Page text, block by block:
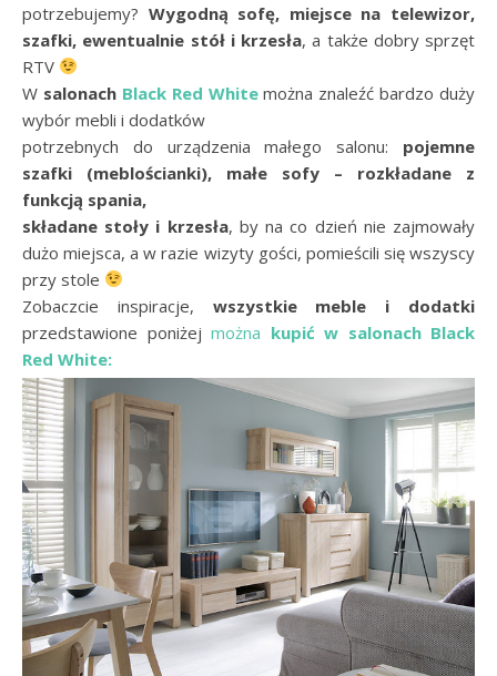
potrzebujemy? Wygodną sofę, miejsce na telewizor,
szafki, ewentualnie stół i krzesła, a także dobry sprzęt
RTV
W salonach Black Red Whitemożna znaleźć bardzo duży
wybór mebli i dodatków
potrzebnych do urządzenia małego salonu: pojemne
szafki (meblościanki), małe sofy – rozkładane z
funkcją spania,
składane stoły i krzesła, by na co dzień nie zajmowały
dużo miejsca, a w razie wizyty gości, pomieścili się wszyscy
przy stole
Zobaczcie inspiracje, wszystkie meble i dodatki
przedstawione poniżej można kupić w salonach Black
Red White: